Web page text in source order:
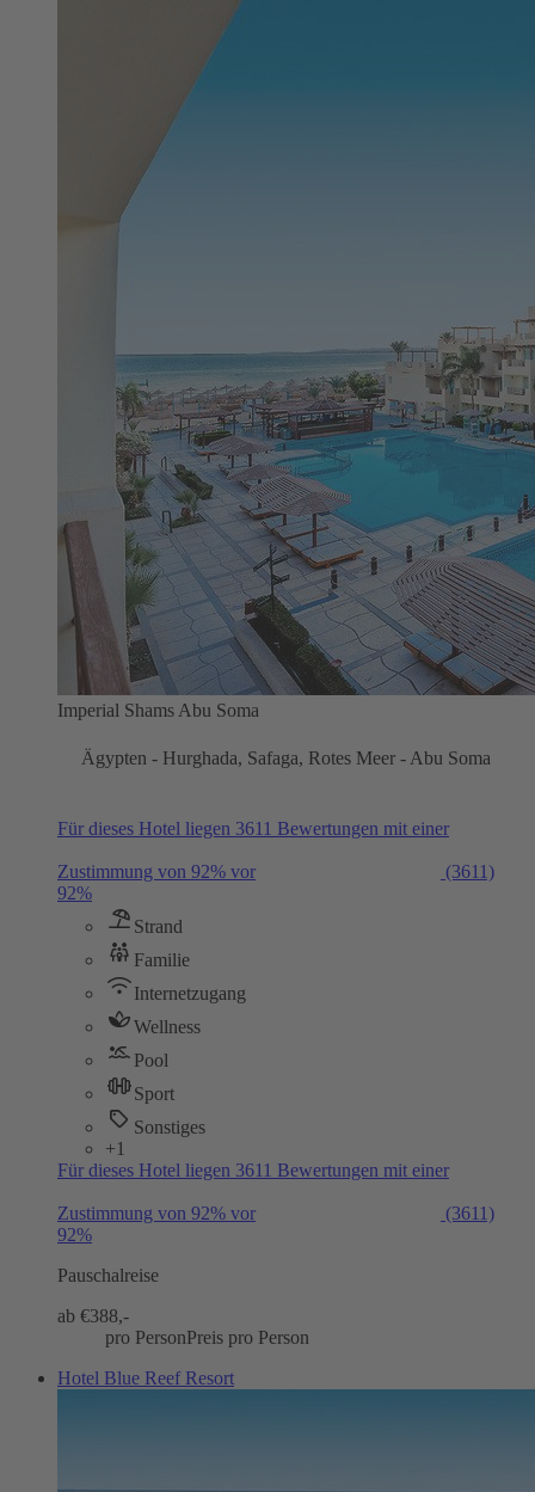
Imperial Shams Abu Soma
Ägypten - Hurghada, Safaga, Rotes Meer - Abu Soma
Für dieses Hotel liegen 3611 Bewertungen mit einer
Zustimmung von 92% vor
(3611)
92%
Strand
Familie
Internetzugang
Wellness
Pool
Sport
Sonstiges
+1
Für dieses Hotel liegen 3611 Bewertungen mit einer
Zustimmung von 92% vor
(3611)
92%
Pauschalreise
ab €388,-
pro PersonPreis pro Person
Hotel Blue Reef Resort